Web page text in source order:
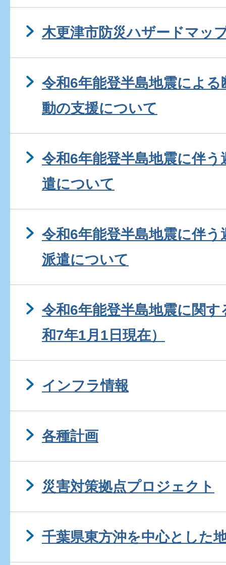
木更津市防災ハザードマッ
令和6年能登半島地震によ
動の支援について
令和6年能登半島地震に伴
遣について
令和6年能登半島地震に伴
派遣について
令和6年能登半島地震に関
和7年1月1日現在）
インフラ情報
各種計画
災害対策拠点プロジェクト
千葉県東方沖を中心とした